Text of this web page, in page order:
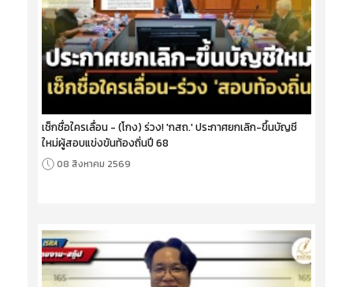
เช็กชื่อใครเลื่อน - (โกง) ร่วง! 'กสถ.' ประกาศยกเลิก-ขึ้นบัญชี
ใหม่ผู้สอบแข่งขันท้องถิ่นปี 68
08 สิงหาคม 2569